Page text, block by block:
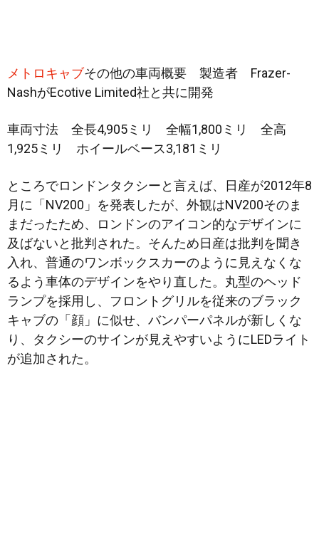
メトロキャブその他の車両概要 製造者 Frazer-
NashがEcotive Limited社と共に開発
車両寸法 全長4,905ミリ 全幅1,800ミリ 全高
1,925ミリ ホイールベース3,181ミリ
ところでロンドンタクシーと言えば、日産が2012年8
月に「NV200」を発表したが、外観はNV200そのま
まだったため、ロンドンのアイコン的なデザインに
及ばないと批判された。そんため日産は批判を聞き
入れ、普通のワンボックスカーのように見えなくな
るよう車体のデザインをやり直した。丸型のヘッド
ランプを採用し、フロントグリルを従来のブラック
キャブの「顔」に似せ、バンパーパネルが新しくな
り、タクシーのサインが見えやすいようにLEDライト
が追加された。